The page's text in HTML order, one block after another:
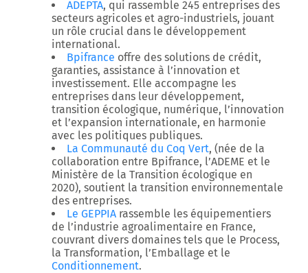
ADEPTA, qui rassemble 245 entreprises des
secteurs agricoles et agro-industriels, jouant
un rôle crucial dans le développement
international.
Bpifrance offre des solutions de crédit,
garanties, assistance à l’innovation et
investissement. Elle accompagne les
entreprises dans leur développement,
transition écologique, numérique, l’innovation
et l’expansion internationale, en harmonie
avec les politiques publiques.
La Communauté du Coq Vert, (née de la
collaboration entre Bpifrance, l’ADEME et le
Ministère de la Transition écologique en
2020), soutient la transition environnementale
des entreprises.
Le GEPPIA rassemble les équipementiers
de l’industrie agroalimentaire en France,
couvrant divers domaines tels que le Process,
la Transformation, l’Emballage et le
Conditionnement.